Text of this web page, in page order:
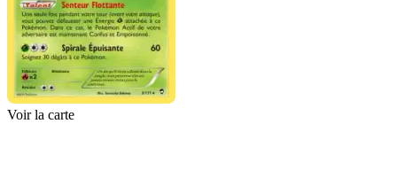
Voir la carte